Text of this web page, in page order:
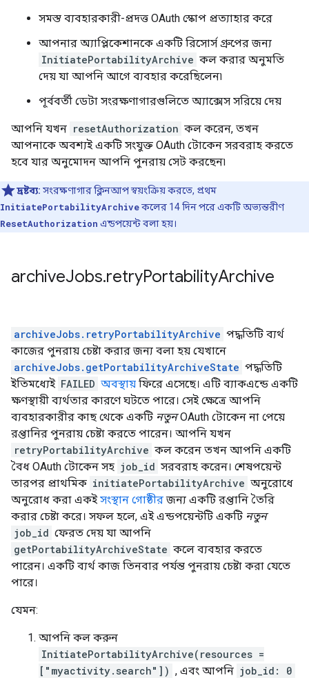
সমস্ত ব্যবহারকারী-প্রদত্ত OAuth স্কোপ প্রত্যাহার করে
আপনার অ্যাপ্লিকেশানকে একটি রিসোর্স গ্রুপের জন্য
InitiatePortabilityArchive কল করার অনুমতি
দেয় যা আপনি আগে ব্যবহার করেছিলেন৷
পূর্ববর্তী ডেটা সংরক্ষণাগারগুলিতে অ্যাক্সেস সরিয়ে দেয়
আপনি যখন resetAuthorization কল করেন, তখন
আপনাকে অবশ্যই একটি সংযুক্ত OAuth টোকেন সরবরাহ করতে
হবে যার অনুমোদন আপনি পুনরায় সেট করছেন৷
দ্রষ্টব্য: সংরক্ষণাগার ক্লিনআপ স্বয়ংক্রিয় করতে, প্রথম
InitiatePortabilityArchiveকলের 14 দিন পরে একটি অভ্যন্তরীণ
ResetAuthorization এন্ডপয়েন্ট বলা হয়।
archiveJobs.retryPortabilityArchive
archiveJobs.retryPortabilityArchive পদ্ধতিটি ব্যর্থ
কাজের পুনরায় চেষ্টা করার জন্য বলা হয় যেখানে
archiveJobs.getPortabilityArchiveState পদ্ধতিটি
ইতিমধ্যেই FAILED অবস্থায় ফিরে এসেছে। এটি ব্যাকএন্ডে একটি
ক্ষণস্থায়ী ব্যর্থতার কারণে ঘটতে পারে। সেই ক্ষেত্রে আপনি
ব্যবহারকারীর কাছ থেকে একটি নতুনOAuth টোকেন না পেয়ে
রপ্তানির পুনরায় চেষ্টা করতে পারেন। আপনি যখন
retryPortabilityArchive কল করেন তখন আপনি একটি
বৈধ OAuth টোকেন সহ job_id সরবরাহ করেন। শেষপয়েন্ট
তারপর প্রাথমিক initiatePortabilityArchive অনুরোধে
অনুরোধ করা একইসংস্থান গোষ্ঠীরজন্য একটি রপ্তানি তৈরি
করার চেষ্টা করে। সফল হলে, এই এন্ডপয়েন্টটি একটি নতুন
job_id ফেরত দেয় যা আপনি
getPortabilityArchiveState কলে ব্যবহার করতে
পারেন। একটি ব্যর্থ কাজ তিনবার পর্যন্ত পুনরায় চেষ্টা করা যেতে
পারে।
যেমন:
আপনি কল করুন
InitiatePortabilityArchive(resources =
["myactivity.search"]) , এবং আপনি job_id: 0